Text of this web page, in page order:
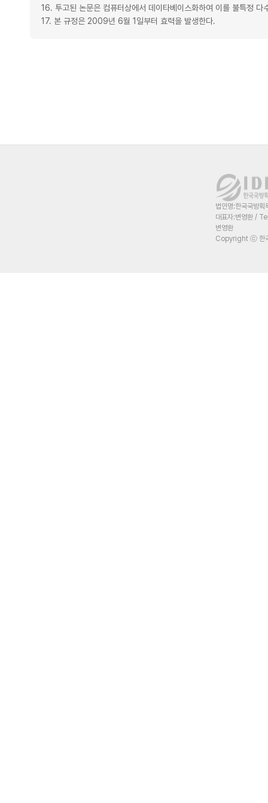
법인명:한국국방
대표자:변영환 /
변영환
Copyright ⓒ 한
16. 투고된 논문은 컴퓨터상에서 데이타베이스화하여 이를 불특정 다
17. 본 규정은 2009년 6월 1일부터 효력을 발생한다.